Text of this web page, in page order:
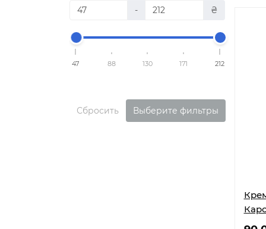
- ₴
47 88 130 171 212
Сбросить Выберите фильтры